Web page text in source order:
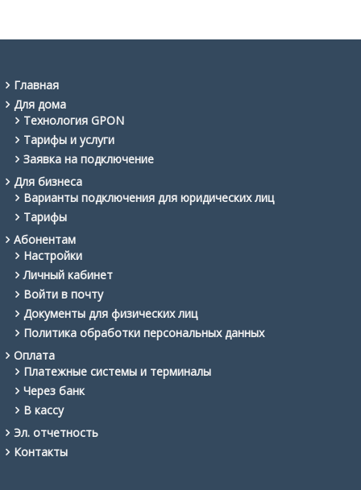
Главная
Для дома
Технология GPON
Тарифы и услуги
Заявка на подключение
Для бизнеса
Варианты подключения для юридических лиц
Тарифы
Абонентам
Настройки
Личный кабинет
Войти в почту
Документы для физических лиц
Политика обработки персональных данных
Оплата
Платежные системы и терминалы
Через банк
В кассу
Эл. отчетность
Контакты